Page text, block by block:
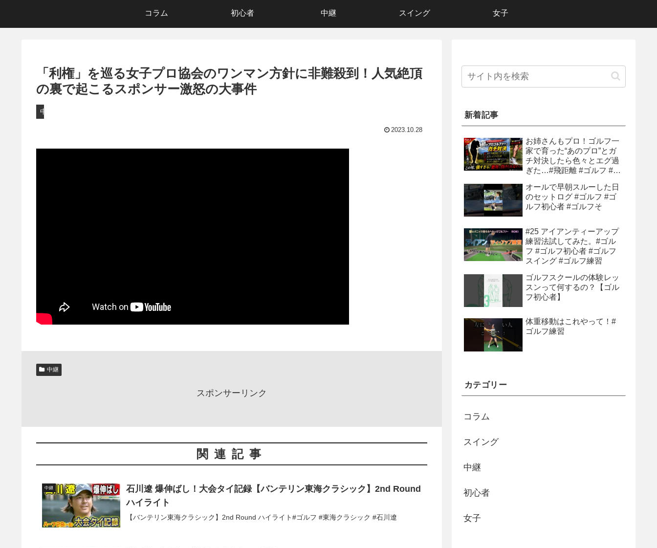
コラム 初心者 中継 スイング 女子
「利権」を巡る女子プロ協会のワンマン方針に非難殺到！人気絶頂
の裏で起こるスポンサー激怒の大事件
中継
2023.10.28
中継
スポンサーリンク
関連記事
中継
石川遼 爆伸ばし！大会タイ記録【バンテリン東海クラシック】2nd Round
ハイライト
【バンテリン東海クラシック】2nd Round ハイライト#ゴルフ #東海クラシック #石川遼
新着記事
お姉さんもプロ！ゴルフ一
家で育った“あのプロ”とガ
チ対決したら色々とエグ過
ぎた…#飛距離 #ゴルフ #ゴ
ティーショット
オールで早朝スルーした日
のセットログ #ゴルフ #ゴ
ルフ初心者 #ゴルフそ
#25 アイアンティーアップ
練習法試してみた。#ゴル
フ #ゴルフ初心者 #ゴルフ
スイング #ゴルフ練習
ゴルフスクールの体験レッ
スンって何するの？【ゴル
フ初心者】
体重移動はこれやって！#
ゴルフ練習
カテゴリー
コラム
スイング
中継
初心者
女子